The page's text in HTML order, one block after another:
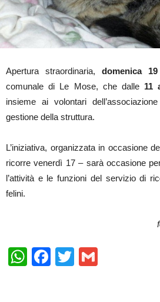
Apertura straordinaria, domenica
comunale di Le Mose, che dalle 11
insieme ai volontari
gestione della struttura.
L’iniziativa, organizzata in occasione
ricorre venerdì 17 – sarà occasione
l’attività e le funzioni del servizio di
felini.
WhatsApp
Facebook
Twitter